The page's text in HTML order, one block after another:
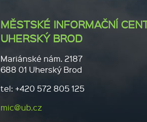
MĚSTSKÉ INFORMAČNÍ
UHERSKÝ BROD
Mariánské nám. 2187
688 01 Uherský Brod
tel: +420 572 805 125
mic@ub.cz